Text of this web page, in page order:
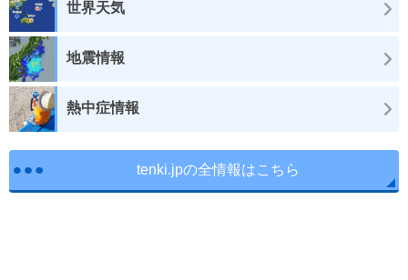
世界天気
地震情報
熱中症情報
tenki.jpの全情報はこちら